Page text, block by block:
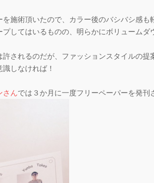
施術頂いたので、カラー後のバシバシ感も
してはいるものの、明らかにボリューム
されるのだが、ファッションスタイルの提
しなければ！
さんでは３か月に一度フリーペーパーを発刊